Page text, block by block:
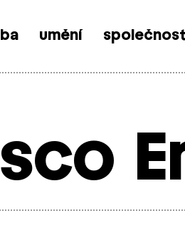
umění společnost